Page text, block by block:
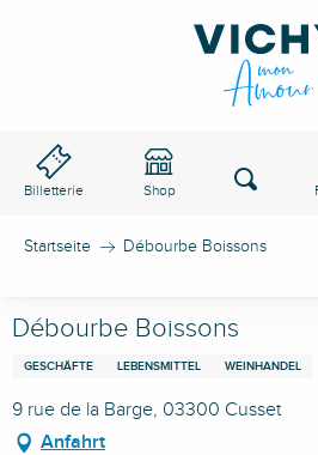
Billetterie Shop Suche
Startseite Débourbe Boissons
Débourbe Boissons
GESCHÄFTE LEBENSMITTEL WEINHANDEL
9 rue de la Barge, 03300 Cusset
Anfahrt